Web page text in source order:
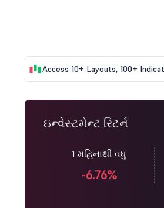
Access 10+ Layouts, 100+
ઇન્વેસ્ટમેન્ટ રિટર્ન
1 મહિનાથી વધુ
-6.76%